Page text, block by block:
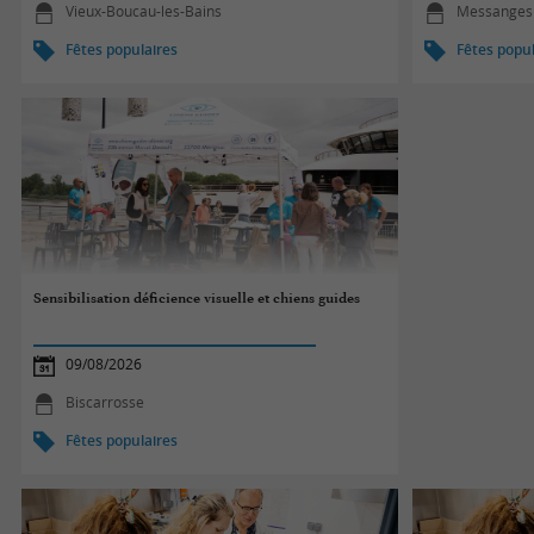
Vieux-Boucau-les-Bains
Fêtes populaires
Messanges
Fêtes
Sensibilisation déficience visuelle et chiens guides
09/08/2026
Biscarrosse
Fêtes populaires